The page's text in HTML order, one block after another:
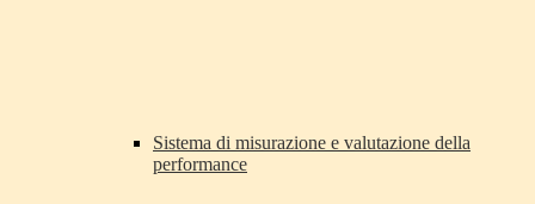
Sistema di misurazione e valutazione della
performance